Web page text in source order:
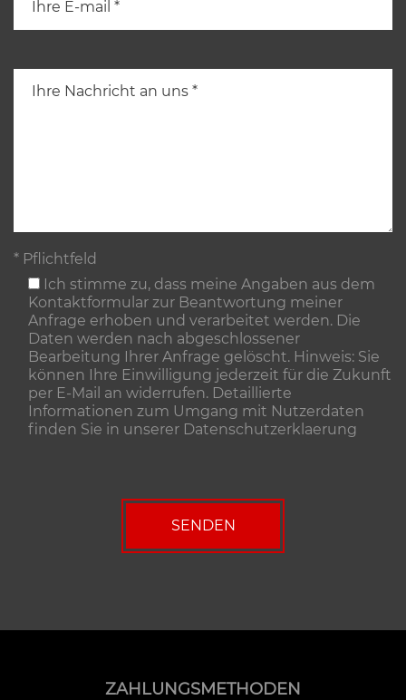
* Pflichtfeld
Ich stimme zu, dass meine Angaben aus dem
Kontaktformular zur Beantwortung meiner
Anfrage erhoben und verarbeitet werden. Die
Daten werden nach abgeschlossener
Bearbeitung Ihrer Anfrage gelöscht. Hinweis: Sie
können Ihre Einwilligung jederzeit für die Zukunft
per E-Mail an widerrufen. Detaillierte
Informationen zum Umgang mit Nutzerdaten
finden Sie in unserer Datenschutzerklaerung
ZAHLUNGSMETHODEN